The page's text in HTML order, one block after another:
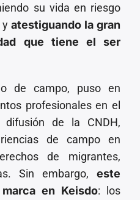
su vida en riesgo
yatestiguando la gran
que tiene el ser
de campo, puso en
profesionales en el
de la CNDH,
de campo en
de migrantes,
Sin embargo, este
en Keisdo: los